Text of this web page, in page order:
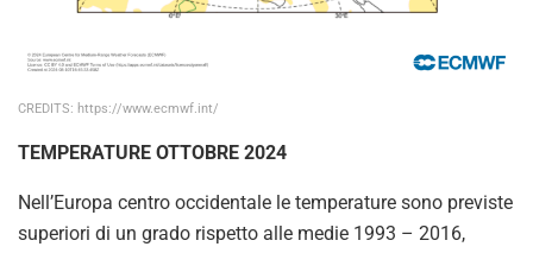
CREDITS: https://www.ecmwf.int/
TEMPERATURE OTTOBRE 2024
Nell’Europa centro occidentale le temperature sono previste
superiori di un grado rispetto alle medie 1993 – 2016,